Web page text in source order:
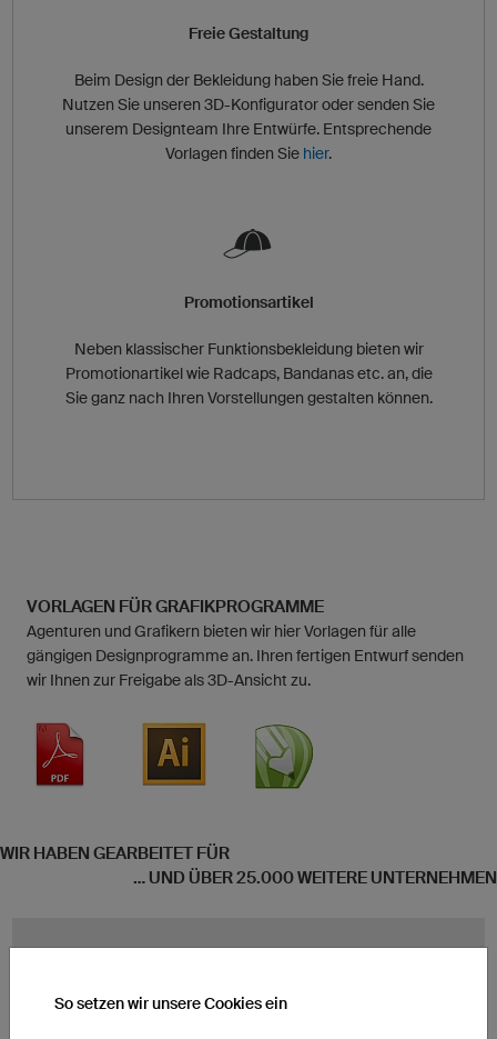
Freie Gestaltung
Beim Design der Bekleidung haben Sie freie Hand.
Nutzen Sie unseren 3D-Konfigurator oder senden Sie
unserem Designteam Ihre Entwürfe. Entsprechende
Vorlagen finden Sie hier.
Promotionsartikel
Neben klassischer Funktionsbekleidung bieten wir
Promotionartikel wie Radcaps, Bandanas etc. an, die
Sie ganz nach Ihren Vorstellungen gestalten können.
VORLAGEN FÜR GRAFIKPROGRAMME
Agenturen und Grafikern bieten wir hier Vorlagen für alle
gängigen Designprogramme an. Ihren fertigen Entwurf senden
wir Ihnen zur Freigabe als 3D-Ansicht zu.
WIR HABEN GEARBEITET FÜR
... UND ÜBER 25.000 WEITERE UNTERNEHMEN
So setzen wir unsere Cookies ein